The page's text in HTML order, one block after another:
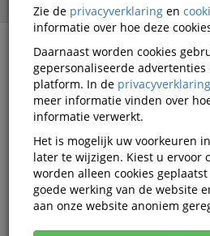
filter
Veiligheidsartikelen
Toebehoren hoofdbescherming
Zie de privacyverklaring en
informatie over hoe deze
Daarnaast worden cookies
gepersonaliseerde advertenties
platform. In de
meer informatie vinden over
informatie verwerkt.
Het is mogelijk uw voorkeuren
later te wijzigen. Kiest u ervoor
worden alleen cookies
goede werking van de website
aan onze website anoniem